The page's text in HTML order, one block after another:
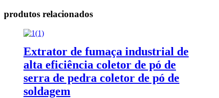
produtos relacionados
Extrator de fumaça industrial de
alta eficiência coletor de pó de
serra de pedra coletor de pó de
soldagem